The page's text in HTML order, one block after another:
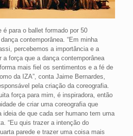
é para o ballet formado por 50
contemporânea. “Em minha
percebemos a importância e a
a força que a dança contemporânea
mais fiel os sentimentos e a fé de
da IZA”, conta Jaime Bernardes,
pela criação da coreografia.
força para mim, é inspiradora, então
de criar uma coreografia que
de que cada ser humano tem uma
“Eu quis trazer a intenção do
parede e trazer uma coisa mais